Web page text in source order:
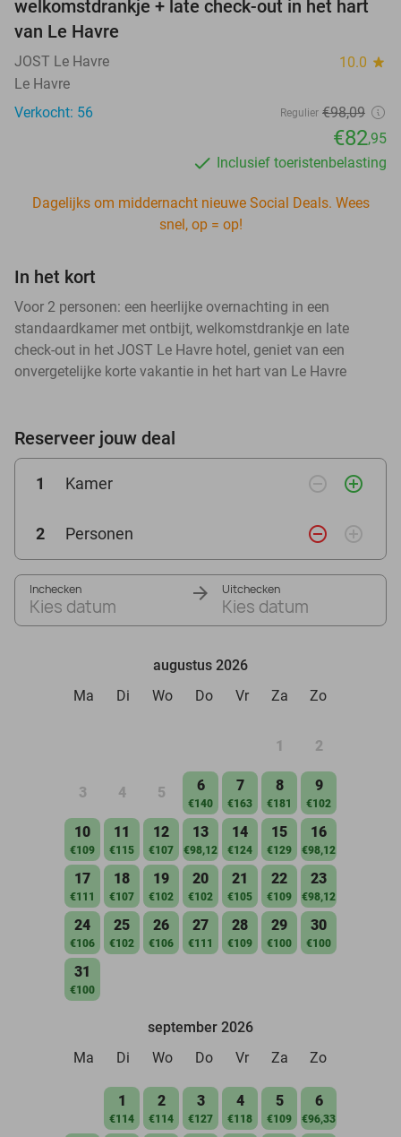
welkomstdrankje + late check-out in het hart
van Le Havre
JOST Le Havre 10.0 star
Le Havre
Verkocht: 56
Regulier €98,09
€82,95
Inclusief toeristenbelasting
Dagelijks om middernacht nieuwe Social Deals. Wees
snel, op = op!
In het kort
Voor 2 personen: een heerlijke overnachting in een
standaardkamer met ontbijt, welkomstdrankje en late
check-out in het JOST Le Havre hotel, geniet van een
onvergetelijke korte vakantie in het hart van Le Havre
Reserveer jouw deal
1 Kamer remove_circle_outline add_circle_outline
2 Personen remove_circle_outline add_circle_outline
Inchecken
Kies datum
Uitchecken
Kies datum
augustus 2026
Ma
Di Wo Do Vr Za Zo
1 2
3 4 5 6
€140
7
€163
8
€181
9
€102
10
€109
11
€115
12
€107
13
€98,12
14
€124
15
€129
16
€98,12
17
€111
18
€107
19
€102
20
€102
21
€105
22
€109
23
€98,12
24
€106
25
€102
26
€106
27
€111
28
€109
29
€100
30
€100
31
€100
september 2026
Ma
Di Wo Do Vr Za Zo
1
€114
2
€114
3
€127
4
€118
5
€109
6
€96,33